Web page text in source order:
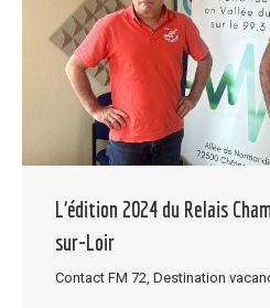
L’édition 2024 du Relais
sur-Loir
Contact FM 72 Destination